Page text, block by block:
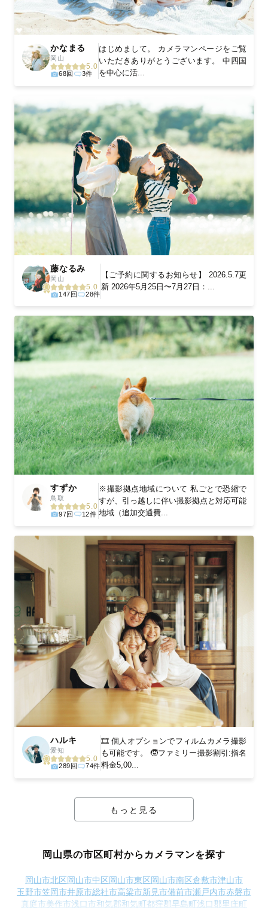
かなまる
岡山
5.0
68回 3件
はじめまして。 カメラマンページをご覧
いただきありがとうございます。 中四国
を中心に活...
藤なるみ
岡山
5.0
147回 28件
‎【ご予約に関するお知らせ】 2026.5.7更
新 2026年5月25日〜7月27日：...
すずか
鳥取
5.0
97回 12件
※撮影拠点地域について 私ごとで恐縮で
すが、引っ越しに伴い撮影拠点と対応可能
地域（追加交通費...
ハルキ
愛知
5.0
289回 74件
🎞️ 個人オプションでフィルムカメラ撮影
も可能です。 🧒ファミリー撮影割引:指名
料金5,00...
もっと見る
岡山県の市区町村からカメラマンを探す
岡山市北区岡山市中区岡山市東区岡山市南区倉敷市津山市
玉野市笠岡市井原市総社市高梁市新見市備前市瀬戸内市赤磐市
真庭市美作市浅口市和気郡和気町都窪郡早島町浅口郡里庄町